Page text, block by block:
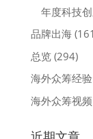
年度科技
品牌出海
总览(294)
海外众筹经验
海外众筹视频